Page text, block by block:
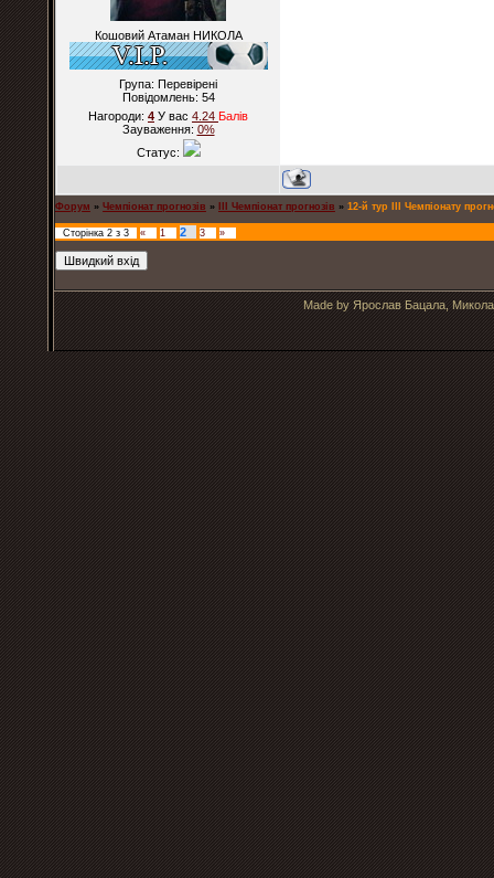
Кошовий Атаман НИКОЛА
Група: Перевірені
Повідомлень: 54
Нагороди: 4 У вас 4.24 Балiв
Зауваження: 0%
Статус:
Форум » Чемпіонат прогнозів » ІІІ Чемпіонат прогнозів » 12-й тур ІІІ Чемпіонату
Сторінка 2 з 3 « 1 2 3 »
Made by Ярослав Бацала,